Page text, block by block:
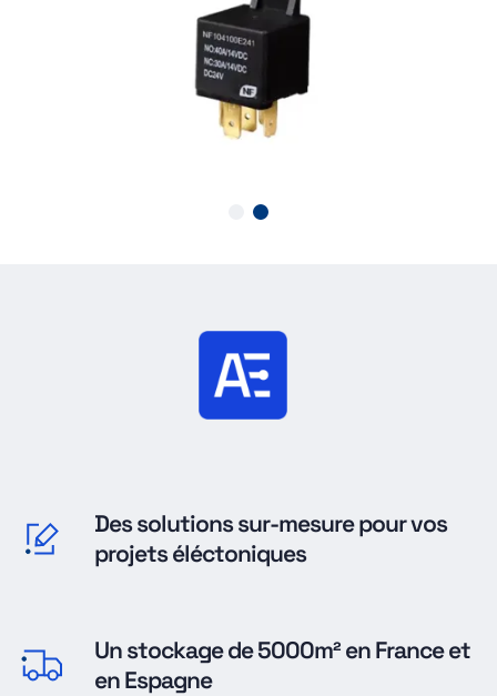
Des solutions sur-mesure pour vos
projets éléctoniques
Un stockage de 5000m² en France et
en Espagne